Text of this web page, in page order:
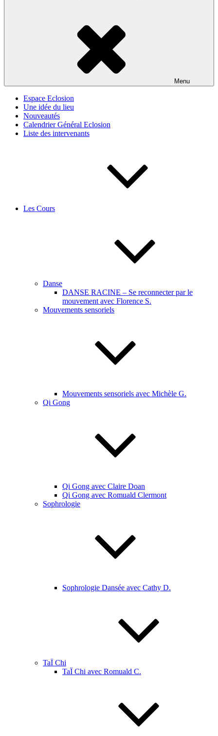
Menu
Espace Eclosion
Une idée du lieu
Nouveautés
Calendrier Général Eclosion
Liste des intervenants
Les Cours
Danse
DANSE RACINE – Se reconnecter par le
mouvement avec Florence S.
Mouvements sensoriels
Mouvements sensoriels avec Michèle G.
Qi Gong
Qi Gong avec Claire Doan
Qi Gong avec Romuald Clermont
Sophrologie
Sophrologie Dansée avec Cathy D.
TaÏ Chi
TaÏ Chi avec Romuald C.